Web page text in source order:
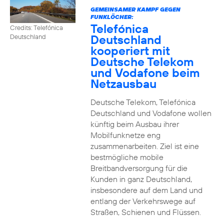
Credits: Telefónica
Deutschland
GEMEINSAMER KAMPF GEGEN
FUNKLÖCHER:
Telefónica
Deutschland
kooperiert mit
Deutsche Telekom
und Vodafone beim
Netzausbau
Deutsche Telekom, Telefónica
Deutschland und Vodafone wollen
künftig beim Ausbau ihrer
Mobilfunknetze eng
zusammenarbeiten. Ziel ist eine
bestmögliche mobile
Breitbandversorgung für die
Kunden in ganz Deutschland,
insbesondere auf dem Land und
entlang der Verkehrswege auf
Straßen, Schienen und Flüssen.